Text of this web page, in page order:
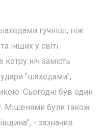
гучніші, ніж
інших у світі
ніч замість
"шахедами",
Сьогодні був один
Мішенями були також
- зазначив